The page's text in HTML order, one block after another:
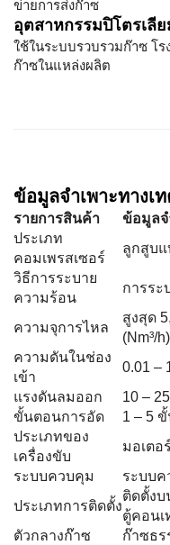
ข่ายการส่งก๊าซ
อุตสาหกรรมปิโตรเลี
ใช้ในระบบรวบรวมก๊าซ โ
ก๊าซในแหล่งผลิต
ข้อมูลจำเพาะทางเ
รายการสินค้า
ข้อมูลจ
ประเภท
คอมเพรสเซอร์
ลูกสูบ
วิธีการระบาย
ความร้อน
การระ
ความจุการไหล
สูงสุด
(Nm³/h)
ความดันในช่อง
เข้า
0.01 –
แรงดันลมออก
10 –
ขั้นตอนการอัด
1 – 5
ประเภทของ
เครื่องขับ
มอเตอ
ระบบควบคุม
ระบบ
ประเภทการติดตั้ง
ติดตั้งบ
ตู้คอนเ
ตัวกลางก๊าซ
ก๊าซธ